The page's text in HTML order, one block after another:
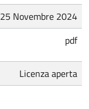
25 Novembre 2024
pdf
Licenza aperta